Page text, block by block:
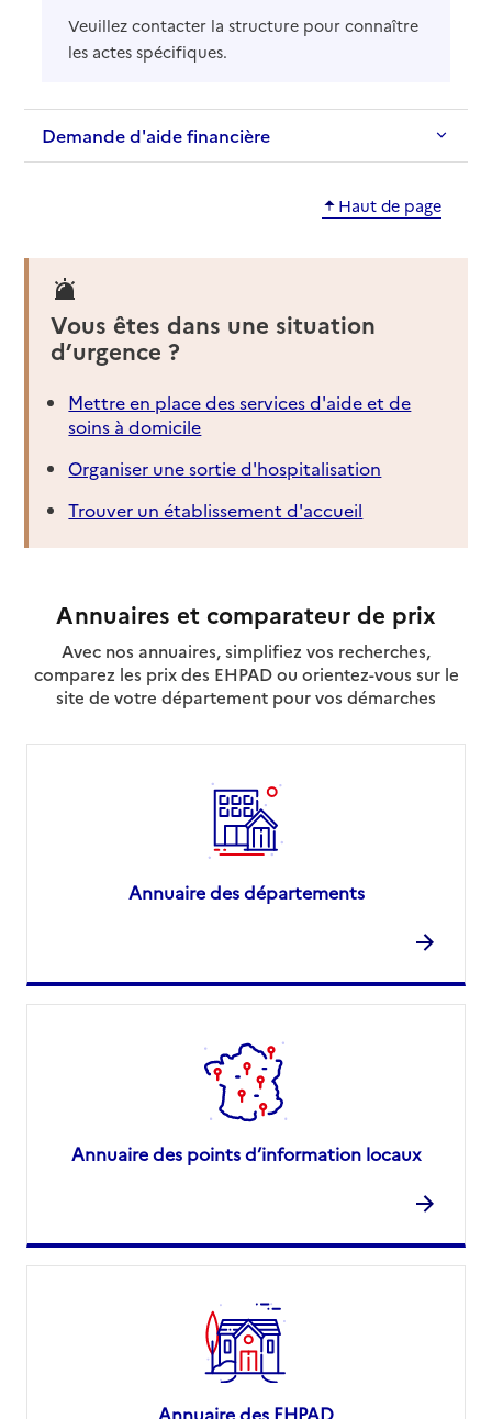
Veuillez contacter la structure pour connaître
les actes spécifiques.
Demande d'aide financière
Haut de page
Vous êtes dans une situation
d’urgence ?
Mettre en place des services d'aide et de
soins à domicile
Organiser une sortie d'hospitalisation
Trouver un établissement d'accueil
Annuaires et comparateur de prix
Avec nos annuaires, simplifiez vos recherches,
comparez les prix des EHPAD ou orientez-vous sur le
site de votre département pour vos démarches
Annuaire des départements
Annuaire des points d’information locaux
Annuaire des EHPAD